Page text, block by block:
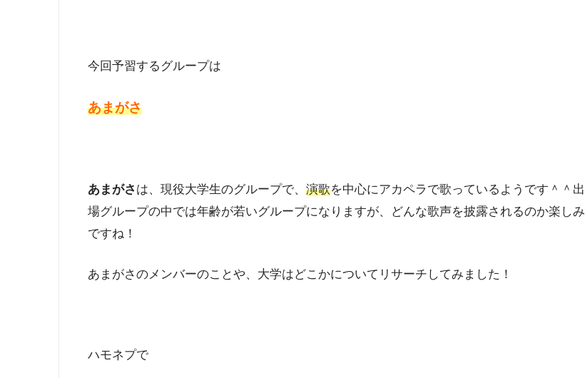
今回予習するグループは
あまがさ
あまがさ は、現役大学生のグループで、 演歌を中心にアカペラで歌っているようです＾＾出
場グループの中では年齢が若いグループになりますが、どんな歌声を披露されるのか楽しみ
ですね！
あまがさのメンバーのことや、大学はどこかについてリサーチしてみました！
ハモネプで